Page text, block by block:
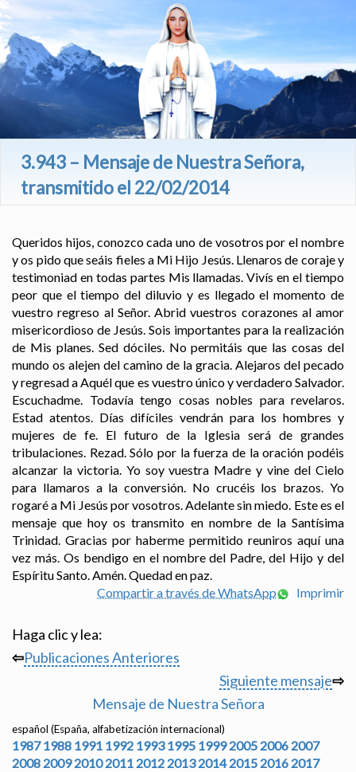
3.943 – Mensaje de Nuestra Señora,
transmitido el 22/02/2014
Queridos hijos, conozco cada uno de vosotros por el nombre
y os pido que seáis fieles a Mi Hijo Jesús. Llenaros de coraje y
testimoniad en todas partes Mis llamadas. Vivís en el tiempo
peor que el tiempo del diluvio y es llegado el momento de
vuestro regreso al Señor. Abrid vuestros corazones al amor
misericordioso de Jesús. Sois importantes para la realización
de Mis planes. Sed dóciles. No permitáis que las cosas del
mundo os alejen del camino de la gracia. Alejaros del pecado
y regresad a Aquél que es vuestro único y verdadero Salvador.
Escuchadme. Todavía tengo cosas nobles para revelaros.
Estad atentos. Días difíciles vendrán para los hombres y
mujeres de fe. El futuro de la Iglesia será de grandes
tribulaciones. Rezad. Sólo por la fuerza de la oración podéis
alcanzar la victoria. Yo soy vuestra Madre y vine del Cielo
para llamaros a la conversión. No crucéis los brazos. Yo
rogaré a Mi Jesús por vosotros. Adelante sin miedo. Este es el
mensaje que hoy os transmito en nombre de la Santísima
Trinidad. Gracias por haberme permitido reuniros aquí una
vez más. Os bendigo en el nombre del Padre, del Hijo y del
Espíritu Santo. Amén. Quedad en paz.
Compartir a través de WhatsApp
Imprimir
Haga clic y lea:
⇦Publicaciones Anteriores
Siguiente mensaje⇨
Mensaje de Nuestra Señora
español (España, alfabetización internacional)
1987 1988 1991 1992 1993 1995 1999 2005 2006 2007
2008 2009 2010 2011 2012 2013 2014 2015 2016 2017